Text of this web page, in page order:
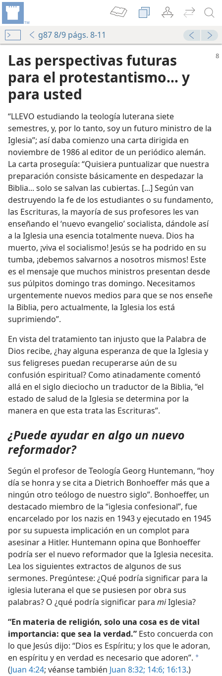
g87 8/9 págs. 8-11
Las perspectivas futuras
para el protestantismo... y
para usted
“LLEVO estudiando la teología luterana siete
semestres, y, por lo tanto, soy un futuro ministro de la
Iglesia”; así daba comienzo una carta dirigida en
noviembre de 1986 al editor de un periódico alemán.
La carta proseguía: “Quisiera puntualizar que nuestra
preparación consiste básicamente en despedazar la
Biblia... solo se salvan las cubiertas. [...] Según van
destruyendo la fe de los estudiantes o su fundamento,
las Escrituras, la mayoría de sus profesores les van
enseñando el ‘nuevo evangelio’ socialista, dándole así
a la Iglesia una esencia totalmente nueva. Dios ha
muerto, ¡viva el socialismo! Jesús se ha podrido en su
tumba, ¡debemos salvarnos a nosotros mismos! Este
es el mensaje que muchos ministros presentan desde
sus púlpitos domingo tras domingo. Necesitamos
urgentemente nuevos medios para que se nos enseñe
la Biblia, pero actualmente, la Iglesia los está
suprimiendo”.
En vista del tratamiento tan injusto que la Palabra de
Dios recibe, ¿hay alguna esperanza de que la Iglesia y
sus feligreses puedan recuperarse aún de su
confusión espiritual? Como atinadamente comentó
allá en el siglo dieciocho un traductor de la Biblia, “el
estado de salud de la Iglesia se determina por la
manera en que esta trata las Escrituras”.
¿Puede ayudar en algo un nuevo
reformador?
Según el profesor de Teología Georg Huntemann, “hoy
día se honra y se cita a Dietrich Bonhoeffer más que a
ningún otro teólogo de nuestro siglo”. Bonhoeffer, un
destacado miembro de la “iglesia confesional”, fue
encarcelado por los nazis en 1943 y ejecutado en 1945
por su supuesta implicación en un complot para
asesinar a Hitler. Huntemann opina que Bonhoeffer
podría ser el nuevo reformador que la Iglesia necesita.
Lea los siguientes extractos de algunos de sus
sermones. Pregúntese: ¿Qué podría significar para la
iglesia luterana el que se pusiesen por obra sus
palabras? O ¿qué podría significar para miIglesia?
“En materia de religión, solo una cosa es de vital
importancia: que sea la verdad.” Esto concuerda con
lo que Jesús dijo: “Dios es Espíritu; y los que le adoran,
en espíritu y en verdad es necesario que adoren”. a
(Juan 4:24; véanse también Juan 8:32; 14:6; 16:13.)